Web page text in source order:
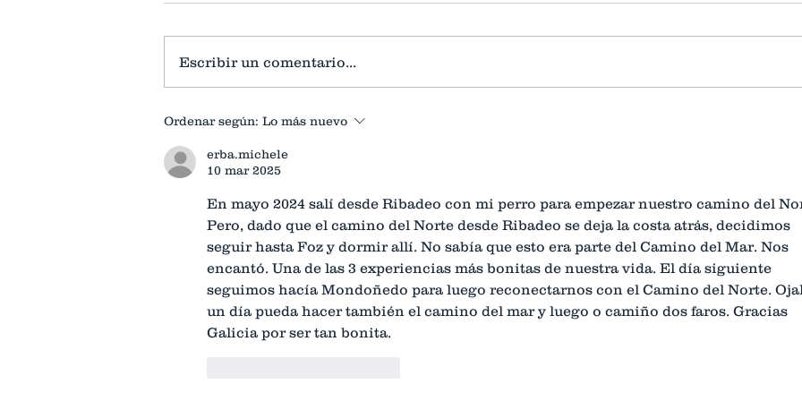
El Camino de Santiago a
Camino del Mar".
Escribir un comentario...
Ordenar según: Lo más nuevo
erba.michele
10 mar 2025
En mayo 2024 salí desde Ribadeo con mi perro para empezar nuestro camino del
Pero, dado que el camino del Norte desde Ribadeo se deja la costa atrás, decidimos
seguir hasta Foz y dormir allí. No sabía que esto era parte del Camino del Mar. Nos
encantó. Una de las 3 experiencias más bonitas de nuestra vida. El día siguiente
seguimos hacía Mondoñedo para luego reconectarnos con el Camino del Norte.
un día pueda hacer también el camino del mar y luego o camiño dos faros. Gracias
Galicia por ser tan bonita.